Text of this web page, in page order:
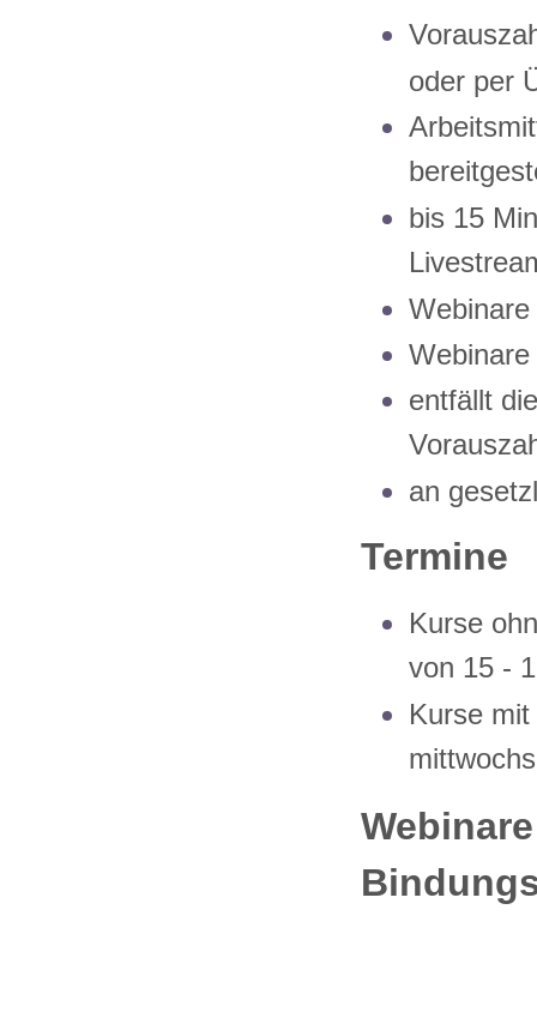
oder per
bis 15
entfällt
an
Termine
Kurse
von 15 -
Kurse
mittwochs